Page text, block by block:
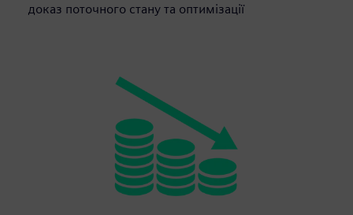
доказ поточного стану та оптимізації